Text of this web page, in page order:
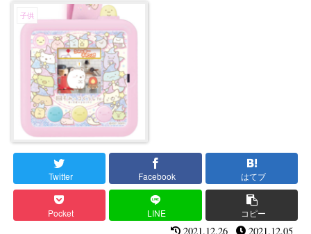
子供
Twitter Facebook はてブ
Pocket LINE コピー
2021.12.26 2021.12.05